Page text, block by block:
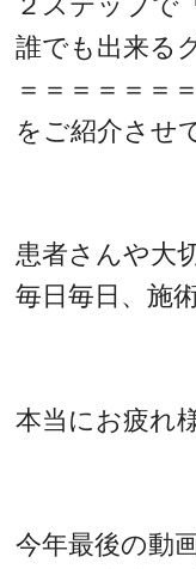
誰でも出来る
＝＝＝＝＝＝
をご紹介させ
患者さんや大
毎日毎日、施
本当にお疲れ
今年最後の動